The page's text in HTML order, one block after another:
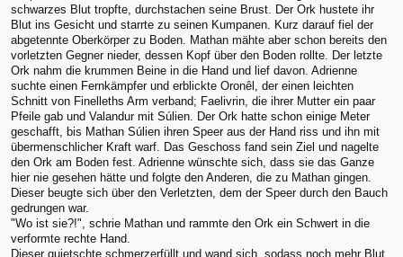
schwarzes Blut tropfte, durchstachen seine Brust. Der Ork hustete ihr
Blut ins Gesicht und starrte zu seinen Kumpanen. Kurz darauf fiel der
abgetennte Oberkörper zu Boden. Mathan mähte aber schon bereits den
vorletzten Gegner nieder, dessen Kopf über den Boden rollte. Der letzte
Ork nahm die krummen Beine in die Hand und lief davon. Adrienne
suchte einen Fernkämpfer und erblickte Oronêl, der einen leichten
Schnitt von Finelleths Arm verband; Faelivrin, die ihrer Mutter ein paar
Pfeile gab und Valandur mit Súlien. Der Ork hatte schon einige Meter
geschafft, bis Mathan Súlien ihren Speer aus der Hand riss und ihn mit
übermenschlicher Kraft warf. Das Geschoss fand sein Ziel und nagelte
den Ork am Boden fest. Adrienne wünschte sich, dass sie das Ganze
hier nie gesehen hätte und folgte den Anderen, die zu Mathan gingen.
Dieser beugte sich über den Verletzten, dem der Speer durch den Bauch
gedrungen war.
"Wo ist sie?!", schrie Mathan und rammte den Ork ein Schwert in die
verformte rechte Hand.
Dieser quietschte schmerzerfüllt und wand sich, sodass noch mehr Blut